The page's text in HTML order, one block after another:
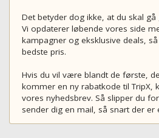
Det betyder dog ikke, at du skal
Vi opdaterer løbende vores side
kampagner og eksklusive deals,
bedste pris.
Hvis du vil være blandt de første,
kommer en ny rabatkode til TripX,
vores nyhedsbrev. Så slipper du
sender dig en mail, så snart der er